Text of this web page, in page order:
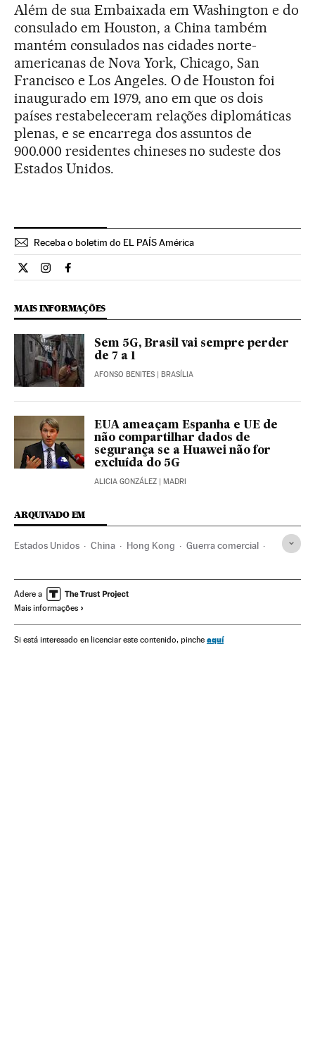
Além de sua Embaixada em Washington e do
consulado em Houston, a China também
mantém consulados nas cidades norte-
americanas de Nova York, Chicago, San
Francisco e Los Angeles. O de Houston foi
inaugurado em 1979, ano em que os dois
países restabeleceram relações diplomáticas
plenas, e se encarrega dos assuntos de
900.000 residentes chineses no sudeste dos
Estados Unidos.
Receba o boletim do EL PAÍS América
Internacional El País Brasil en Twitter
Internacional El País Brasil en Instagram
Internacional El País Brasil en Facebook
MAIS INFORMAÇÕES
Sem 5G, Brasil vai sempre perder
de 7 a 1
AFONSO BENITES | BRASÍLIA
EUA ameaçam Espanha e UE de
não compartilhar dados de
segurança se a Huawei não for
excluída do 5G
ALICIA GONZÁLEZ | MADRI
ARQUIVADO EM
Estados Unidos China Hong Kong Guerra comercial
Crisis económica coronavirus covid-19
Adere a
Mais informações
Si está interesado en licenciar este contenido, pinche aquí